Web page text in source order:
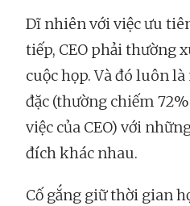
Dĩ nhiên với việc ưu
tiếp, CEO phải thường
cuộc họp. Và đó luôn
đặc (thường chiếm
việc của CEO) với
đích khác nhau.
Cố gắng giữ thời gian